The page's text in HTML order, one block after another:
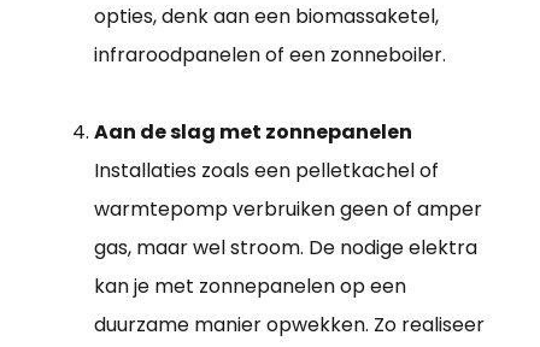
opties, denk aan een biomassaketel,
infraroodpanelen of een zonneboiler.
Aan de slag met zonnepanelen
Installaties zoals een pelletkachel of
warmtepomp verbruiken geen of amper
gas, maar wel stroom. De nodige elektra
kan je met zonnepanelen op een
duurzame manier opwekken. Zo realiseer